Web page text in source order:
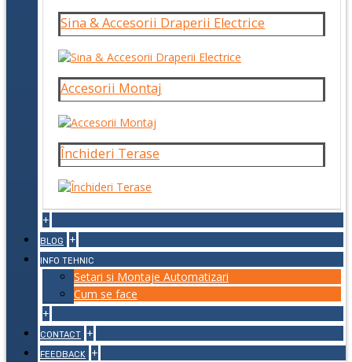
Sina & Accesorii Draperii Electrice
Accesorii Montaj
Închideri Terase
+
BLOG +
INFO TEHNIC
Setari si Montaje Automatizari
Cum se face
+
CONTACT +
FEEDBACK +